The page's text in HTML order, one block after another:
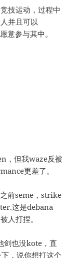
技运动，过程中
并且可以
参与其中。
，但我waze反被
更差了。
前seme，strike
这是debana
人打捏。
剑也没kote，直
，说你想打这个